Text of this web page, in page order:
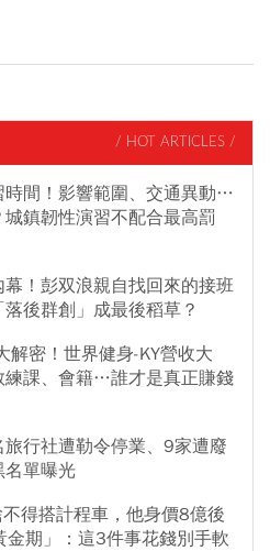
/ HOT ARTICLES /
時間！影響範圍、交通異動…
鎮韌性演習不配合最高罰
！彭双浪親自找回來的接班
後群創」成最後稻草？
解密！世界健身-KY營收大
練課、會籍…誰才是真正賺錢
行社遭勒令停業、9家遭廢
單曝光
得搭計程車，他身價8億後
期」：這3件事花錢別手軟